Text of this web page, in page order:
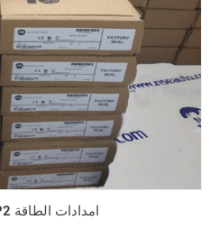
أب 1771-P2 امدادات الطاقة